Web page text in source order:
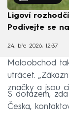
Ligoví
Podívejte se
24. bře 2026, 12:37
Maloobchod
utrácet.
značky a jsou
S dotazem,
Česka,